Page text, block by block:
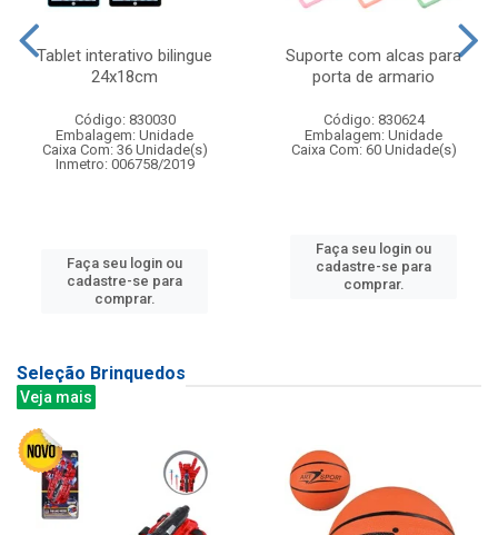
Tablet interativo bilingue
24x18cm
Código: 830030
Embalagem: Unidade
Caixa Com: 36 Unidade(s)
Inmetro: 006758/2019
Faça seu login ou
cadastre-se para
comprar.
Suporte com alcas para
porta de armario
Código: 830624
Embalagem: Unidade
Caixa Com: 60 Unidade(s)
Faça seu login ou
cadastre-se para
comprar.
Seleção Brinquedos
Veja mais